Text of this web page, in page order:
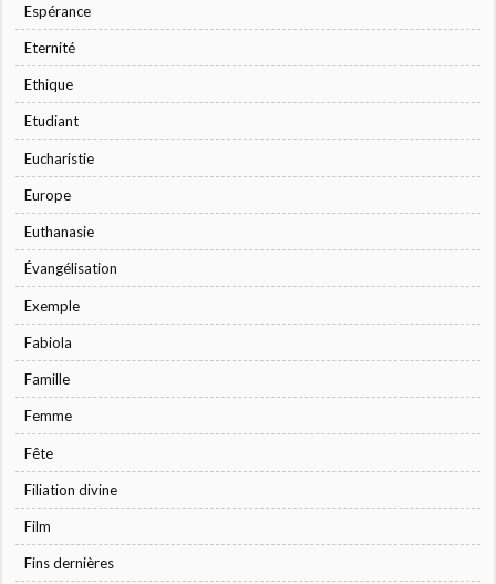
Espérance
Eternité
Ethique
Etudiant
Eucharistie
Europe
Euthanasie
Évangélisation
Exemple
Fabiola
Famille
Femme
Fête
Filiation divine
Film
Fins dernières